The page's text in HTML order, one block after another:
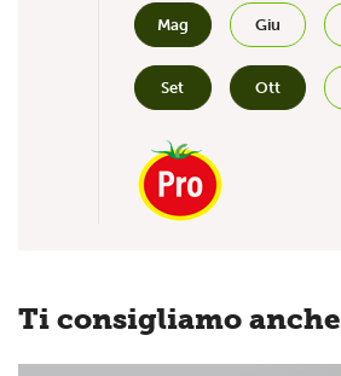
Mag Giu
Set Ott
Ti consigliamo anche